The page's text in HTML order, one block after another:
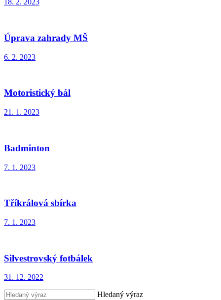
18. 2. 2023
Úprava zahrady MŠ
6. 2. 2023
Motoristický bál
21. 1. 2023
Badminton
7. 1. 2023
Tříkrálová sbírka
7. 1. 2023
Silvestrovský fotbálek
31. 12. 2022
Hledaný výraz